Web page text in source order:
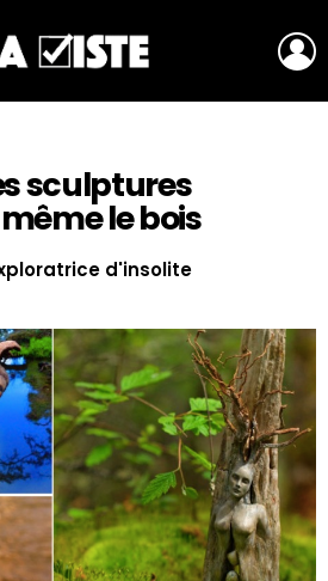
sculptures
le bois
d'insolite